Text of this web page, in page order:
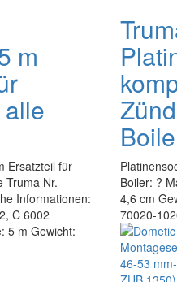
m
Ersatzteil für
Truma Nr.
Informationen:
C 6002
5 m Gewicht:
Boiler: ?
4,6 cm
70020-